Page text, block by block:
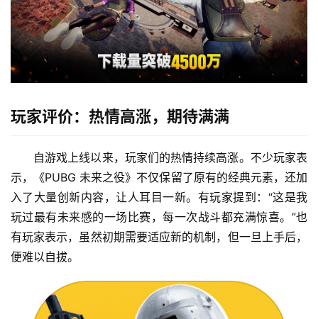
玩家评价：热情高涨，期待满满
自游戏上线以来，玩家们的热情持续高涨。不少玩家表
示，《PUBG 未来之役》不仅保留了原有的经典元素，还加
入了大量创新内容，让人耳目一新。有玩家提到：“这是我
玩过最有未来感的一场比赛，每一次战斗都充满惊喜。”也
有玩家表示，虽然初期需要适应新的机制，但一旦上手后，
便难以自拔。